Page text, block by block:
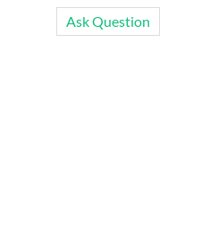
Ask Question